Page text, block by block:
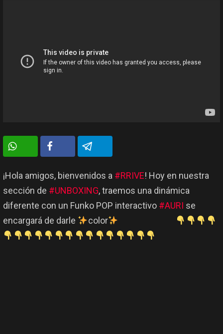
¡Hola amigos, bienvenidos a #RRIVE! Hoy en nuestra
sección de #UNBOXING, traemos una dinámica
diferente con un Funko POP interactivo #AURI se
encargará de darle
color